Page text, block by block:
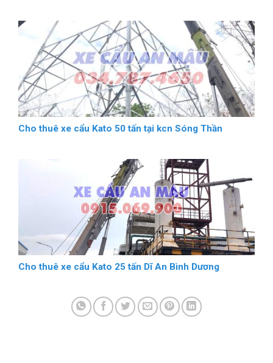
Cho thuê xe cẩu Kato 50 tấn tại kcn Sóng Thần
Cho thuê xe cẩu Kato 25 tấn Dĩ An Bình Dương